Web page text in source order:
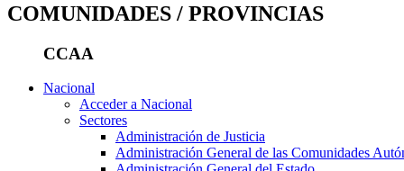
COMUNIDADES / PROVINCIAS
CCAA
Nacional
Acceder a Nacional
Sectores
Administración de Justicia
Administración General de las Comunidades